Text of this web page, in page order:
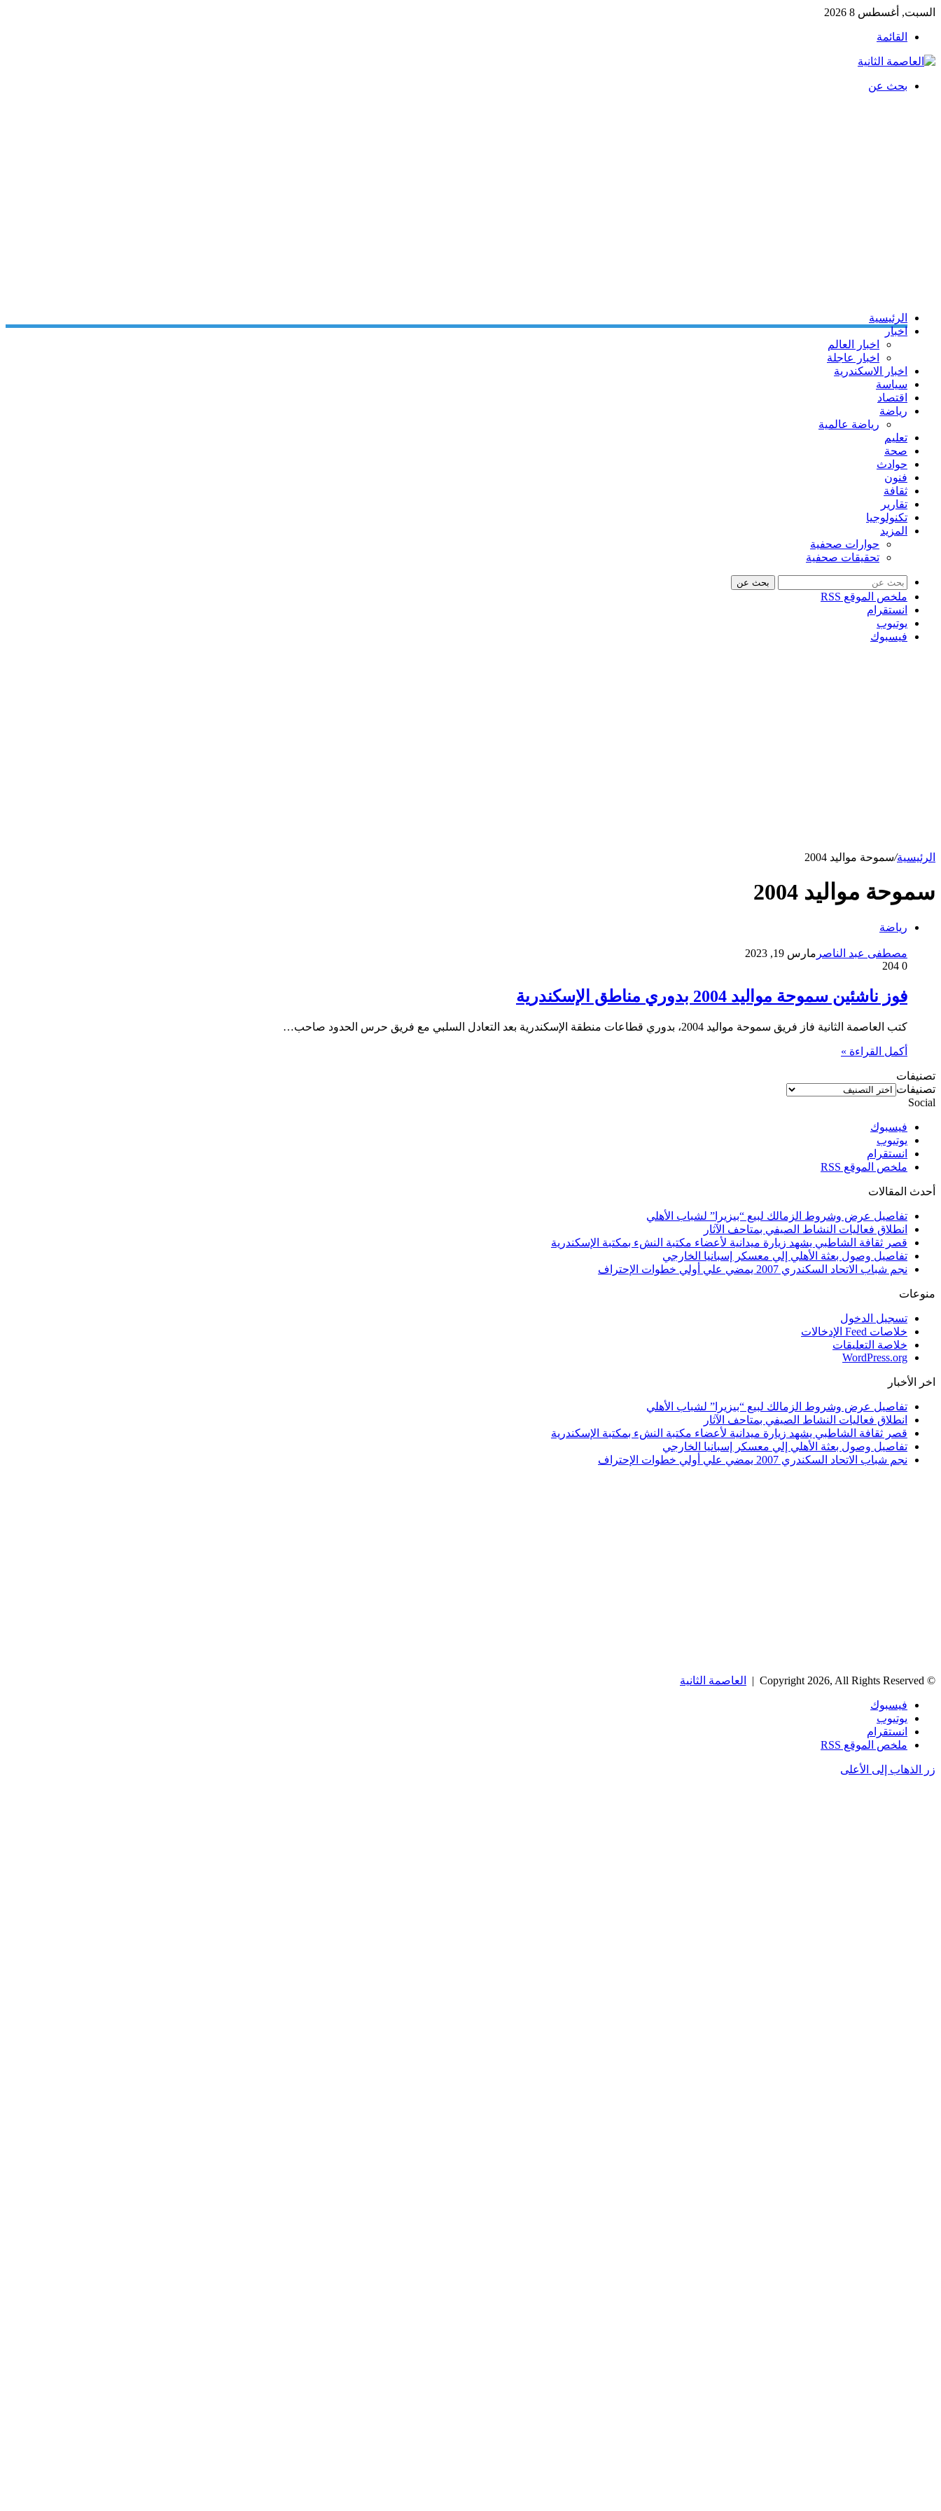
السبت, أغسطس 8 2026
القائمة
بحث عن
الرئيسية
اخبار
اخبار العالم
اخبار عاجلة
اخبار الاسكندرية
سياسة
اقتصاد
رياضة
رياضة عالمية
تعليم
صحة
حوادث
فنون
ثقافة
تقارير
تكنولوجيا
المزيد
حوارات صحفية
تحقيقات صحفية
بحث عن
ملخص الموقع RSS
انستقرام
يوتيوب
فيسبوك
الرئيسية/سموحة مواليد 2004
سموحة مواليد 2004
رياضة
مصطفى عبد الناصر مارس 19, 2023
0
فوز ناشئين سموحة مواليد 2004 بدوري مناطق الإسكندرية
كتب العاصمة الثانية فاز فريق سموحة مواليد 2004، بدوري قطاعات منطقة الإسكندرية بعد التعادل السلبي مع فريق حرس الحدود صاحب…
أكمل القراءة »
تصنيفات
تصنيفات
Social
فيسبوك
يوتيوب
انستقرام
ملخص الموقع RSS
أحدث المقالات
تفاصيل عرض وشروط الزمالك لبيع “بيزيرا” لشباب الأهلي
انطلاق فعاليات النشاط الصيفي بمتاحف الآثار
قصر ثقافة الشاطبي يشهد زيارة ميدانية لأعضاء مكتبة النشء بمكتبة الإسكندرية
تفاصيل وصول بعثة الأهلي إلي معسكر إسبانيا الخارجي
نجم شباب الاتحاد السكندري 2007 يمضي علي أولي خطوات الإحتراف
منوعات
تسجيل الدخول
خلاصات Feed الإدخالات
خلاصة التعليقات
WordPress.org
اخر الأخبار
تفاصيل عرض وشروط الزمالك لبيع “بيزيرا” لشباب الأهلي
انطلاق فعاليات النشاط الصيفي بمتاحف الآثار
قصر ثقافة الشاطبي يشهد زيارة ميدانية لأعضاء مكتبة النشء بمكتبة الإسكندرية
تفاصيل وصول بعثة الأهلي إلي معسكر إسبانيا الخارجي
نجم شباب الاتحاد السكندري 2007 يمضي علي أولي خطوات الإحتراف
© Copyright 2026, All Rights Reserved | العاصمة الثانية
فيسبوك
يوتيوب
انستقرام
ملخص الموقع RSS
زر الذهاب إلى الأعلى